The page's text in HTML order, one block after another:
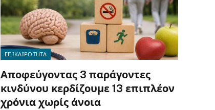
ΕΠΙΚΑΙΡΟΤΗΤΑ
Αποφεύγοντας 3 παράγοντες
κινδύνου κερδίζουμε 13 επιπλέον
χρόνια χωρίς άνοια